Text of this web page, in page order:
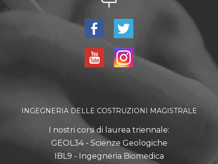
INGEGNERIA DELLE COSTRUZIONI MAGISTRALE
I nostri corsi di laurea triennale:
GEOL34 - Scienze Geologiche
IBL9 - Ingegneria Biomedica